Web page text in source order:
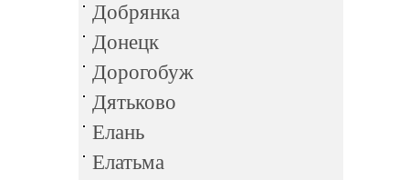
Добрянка
Донецк
Дорогобуж
Дятьково
Елань
Елатьма